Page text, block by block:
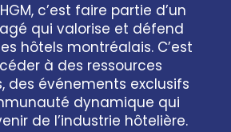
c’est faire partie d’un
qui valorise et défend
hôtels montréalais. C’est
à des ressources
des événements exclusifs
dynamique qui
de l’industrie hôtelière.